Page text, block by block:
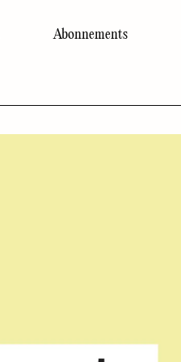
Abonnements